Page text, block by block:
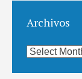
Archivos
Archivos